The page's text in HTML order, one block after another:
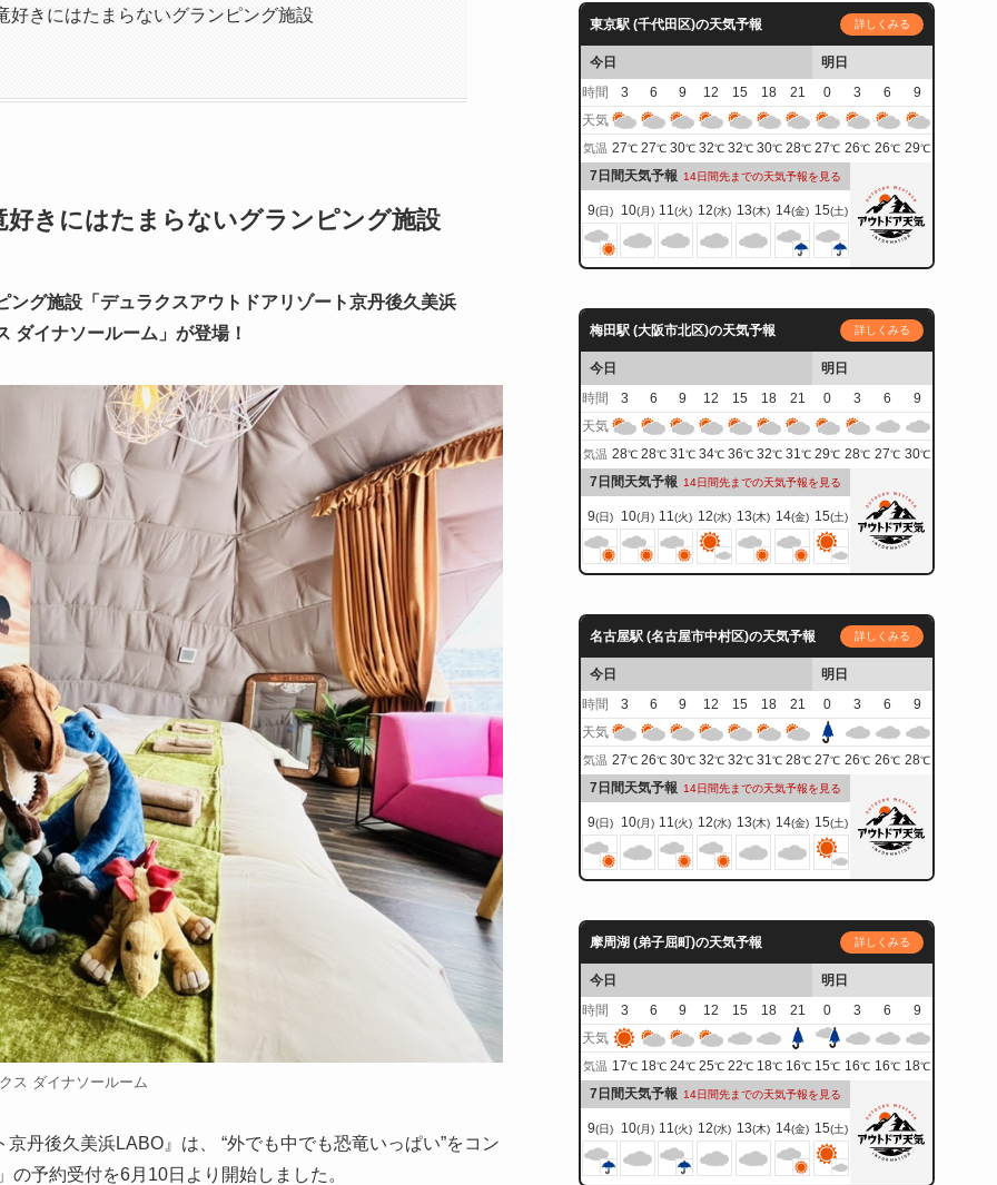
好きにはたまらないグランピング施設
きにはたまらないグランピング施設
グ施設「デュラクスアウトドアリゾート京丹後久美浜
ダイナソールーム」が登場！
ス ダイナソールーム
丹後久美浜LABO』は、 “外でも中でも恐竜いっぱい”をコン
予約受付を6月10日より開始しました。
東京駅 (千代田区)の天気予報 詳しくみる
今日
明日
時間
3 6 9 12 15 18 21 0 3 6
9
天気
気温 27℃ 27℃ 30℃ 32℃ 32℃ 30℃ 28℃ 27℃ 26℃ 26℃ 29℃
7日間天気予報 14日間先までの天気予報を見る
9(日) 10(月) 11(火) 12(水) 13(木) 14(金) 15(土)
梅田駅 (大阪市北区)の天気予報 詳しくみる
今日
明日
時間
3 6 9 12 15 18 21 0 3 6
9
天気
気温 28℃ 28℃ 31℃ 34℃ 36℃ 32℃ 31℃ 29℃ 28℃ 27℃ 30℃
7日間天気予報 14日間先までの天気予報を見る
9(日) 10(月) 11(火) 12(水) 13(木) 14(金) 15(土)
名古屋駅 (名古屋市中村区)の天気予報 詳しくみる
今日
明日
時間
3 6 9 12 15 18 21 0 3 6
9
天気
気温 27℃ 26℃ 30℃ 32℃ 32℃ 31℃ 28℃ 27℃ 26℃ 26℃ 28℃
7日間天気予報 14日間先までの天気予報を見る
9(日) 10(月) 11(火) 12(水) 13(木) 14(金) 15(土)
摩周湖 (弟子屈町)の天気予報 詳しくみる
今日
明日
時間
3 6 9 12 15 18 21 0 3 6
9
天気
気温 17℃ 18℃ 24℃ 25℃ 22℃ 18℃ 16℃ 15℃ 16℃ 16℃ 18℃
7日間天気予報 14日間先までの天気予報を見る
9(日) 10(月) 11(火) 12(水) 13(木) 14(金) 15(土)